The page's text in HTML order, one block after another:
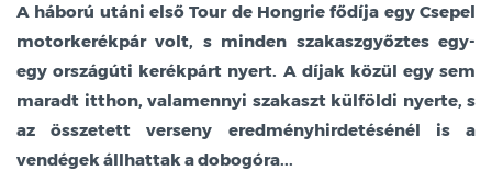
A háború utáni első Tour de Hongrie fődíja egy Csepel
motorkerékpár volt, s minden szakaszgyőztes egy-
egy országúti kerékpárt nyert. A díjak közül egy sem
maradt itthon, valamennyi szakaszt külföldi nyerte, s
az összetett verseny eredményhirdetésénél is a
vendégek állhattak a dobogóra...